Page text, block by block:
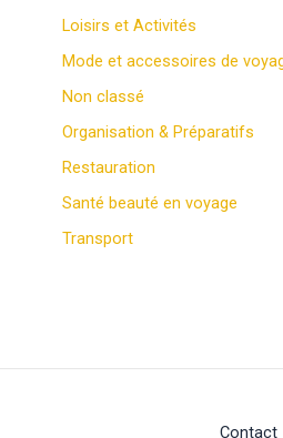
Loisirs et Activités
Mode et accessoires de
Non classé
Organisation & Préparatifs
Restauration
Santé beauté en voyage
Transport
Contact